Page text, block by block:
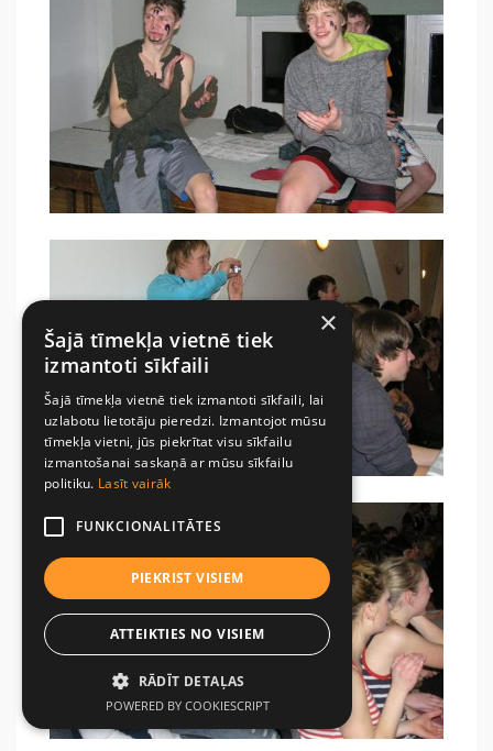
×
Šajā tīmekļa vietnē tiek
izmantoti sīkfaili
Šajā tīmekļa vietnē tiek izmantoti sīkfaili, lai
uzlabotu lietotāju pieredzi. Izmantojot mūsu
tīmekļa vietni, jūs piekrītat visu sīkfailu
izmantošanai saskaņā ar mūsu sīkfailu
politiku. Lasīt vairāk
FUNKCIONALITĀTES
PIEKRIST VISIEM
ATTEIKTIES NO VISIEM
RĀDĪT DETAĻAS
POWERED BY COOKIESCRIPT